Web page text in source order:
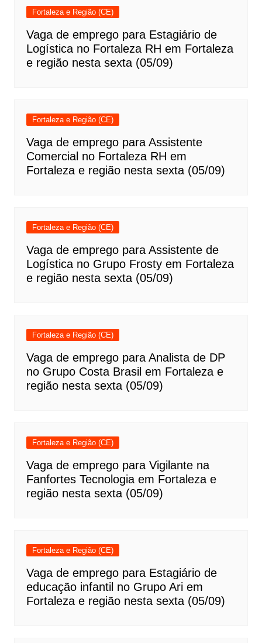
Fortaleza e Região (CE)
Vaga de emprego para Estagiário de
Logística no Fortaleza RH em Fortaleza
e região nesta sexta (05/09)
Fortaleza e Região (CE)
Vaga de emprego para Assistente
Comercial no Fortaleza RH em
Fortaleza e região nesta sexta (05/09)
Fortaleza e Região (CE)
Vaga de emprego para Assistente de
Logística no Grupo Frosty em Fortaleza
e região nesta sexta (05/09)
Fortaleza e Região (CE)
Vaga de emprego para Analista de DP
no Grupo Costa Brasil em Fortaleza e
região nesta sexta (05/09)
Fortaleza e Região (CE)
Vaga de emprego para Vigilante na
Fanfortes Tecnologia em Fortaleza e
região nesta sexta (05/09)
Fortaleza e Região (CE)
Vaga de emprego para Estagiário de
educação infantil no Grupo Ari em
Fortaleza e região nesta sexta (05/09)